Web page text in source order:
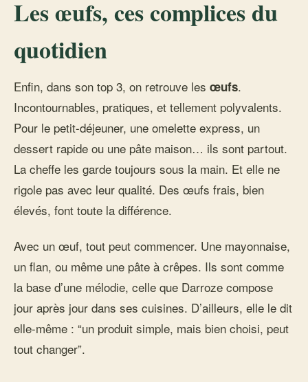
Les œufs, ces complices du
quotidien
Enfin, dans son top 3, on retrouve les œufs.
Incontournables, pratiques, et tellement polyvalents.
Pour le petit-déjeuner, une omelette express, un
dessert rapide ou une pâte maison… ils sont partout.
La cheffe les garde toujours sous la main. Et elle ne
rigole pas avec leur qualité. Des œufs frais, bien
élevés, font toute la différence.
Avec un œuf, tout peut commencer. Une mayonnaise,
un flan, ou même une pâte à crêpes. Ils sont comme
la base d’une mélodie, celle que Darroze compose
jour après jour dans ses cuisines. D’ailleurs, elle le dit
elle-même : “un produit simple, mais bien choisi, peut
tout changer”.